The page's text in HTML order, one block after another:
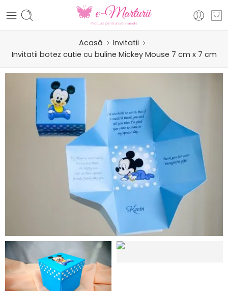
Acasă
Invitatii
Invitatii botez cutie cu buline Mickey Mouse 7 cm x 7 cm